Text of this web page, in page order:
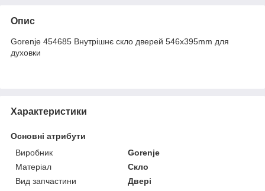
Опис
Gorenje 454685 Внутрішнє скло дверей 546x395mm для
духовки
Характеристики
Основні атрибути
Виробник
Gorenje
Матеріал
Скло
Вид запчастини
Двері